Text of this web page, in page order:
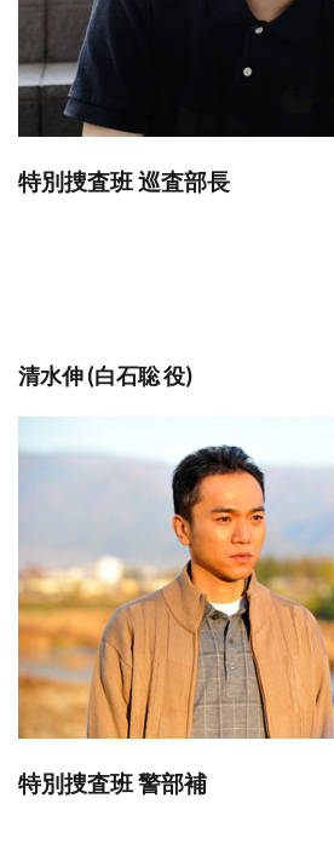
特別捜査班 巡査部長
清水伸 (白石聡 役)
特別捜査班 警部補